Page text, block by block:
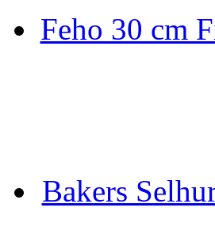
Feho 30 cm
Bakers